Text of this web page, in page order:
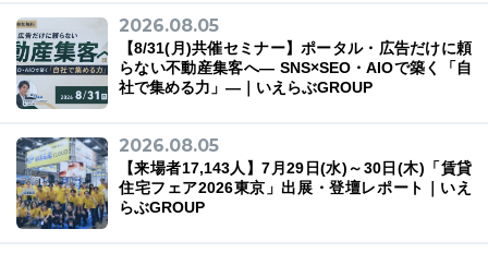
03-6689-1791
2026.08.05
【8/31(月)共催セミナー】ポータル・広告だけに頼
らない不動産集客へ― SNS×SEO・AIOで築く「自
社で集める力」―｜いえらぶGROUP
2026.08.05
【来場者17,143人】7月29日(水)～30日(木)「賃貸
住宅フェア2026東京」出展・登壇レポート｜いえ
らぶGROUP